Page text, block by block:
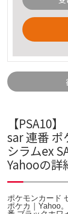
【PSA10
sar 連番 ポ
シラムex
Yahooの詳
ポケモンカード
ポケカ｜Yahoo